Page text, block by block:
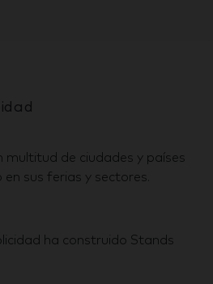
multitud de ciudades y países
sus ferias y sectores.
ha construido Stands